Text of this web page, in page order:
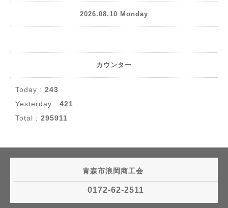
2026.08.10 Monday
カウンター
Today : 243
Yesterday : 421
Total : 295911
青森市浪岡商工会
0172-62-2511